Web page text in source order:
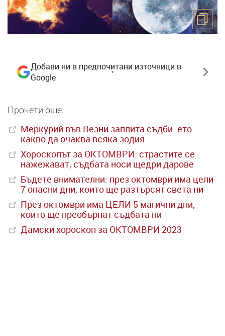
Добави ни в предпочитани източници в
Google
Прочети още:
Меркурий във Везни заплита съдби: ето
какво да очаква всяка зодия
Хороскопът за ОКТОМВРИ: страстите се
нажежават, съдбата носи щедри дарове
Бъдете внимателни: през октомври има цели
7 опасни дни, които ще разтърсят света ни
През октомври има ЦЕЛИ 5 магични дни,
които ще преобърнат съдбата ни
Дамски хороскоп за ОКТОМВРИ 2023